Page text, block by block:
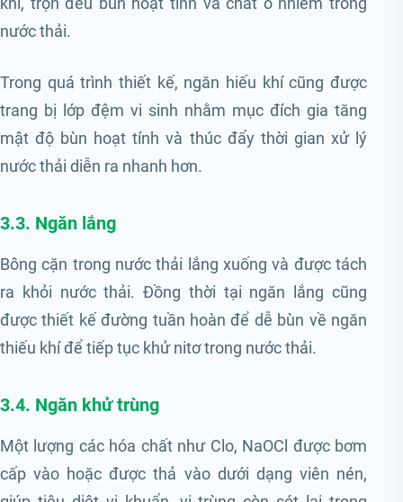
nước thải.
Trong quá trình thiết kế, ngăn hiếu khí cũng được
trang bị lớp đệm vi sinh nhằm mục đích gia tăng
mật độ bùn hoạt tính và thúc đẩy thời gian xử lý
nước thải diễn ra nhanh hơn.
3.3. Ngăn lắng
Bông cặn trong nước thải lắng xuống và được tách
ra khỏi nước thải. Đồng thời tại ngăn lắng cũng
được thiết kế đường tuần hoàn để dễ bùn về ngăn
thiếu khí để tiếp tục khử nitơ trong nước thải.
3.4. Ngăn khử trùng
Một lượng các hóa chất như Clo, NaOCl được bơm
cấp vào hoặc được thả vào dưới dạng viên nén,